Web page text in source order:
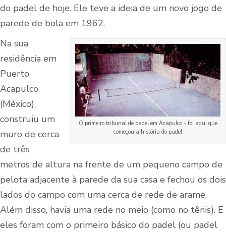
do padel de hoje. Ele teve a ideia de um novo jogo de
parede de bola em 1962.
O primeiro tribunal de padel em Acapulco - foi aqui que
começou a história do padel
Na sua
residência em
Puerto
Acapulco
(México),
construiu um
muro de cerca
de três
metros de altura na frente de um pequeno campo de
pelota adjacente à parede da sua casa e fechou os dois
lados do campo com uma cerca de rede de arame.
Além disso, havia uma rede no meio (como no tênis). E
eles foram com o primeiro básico do padel (ou padel